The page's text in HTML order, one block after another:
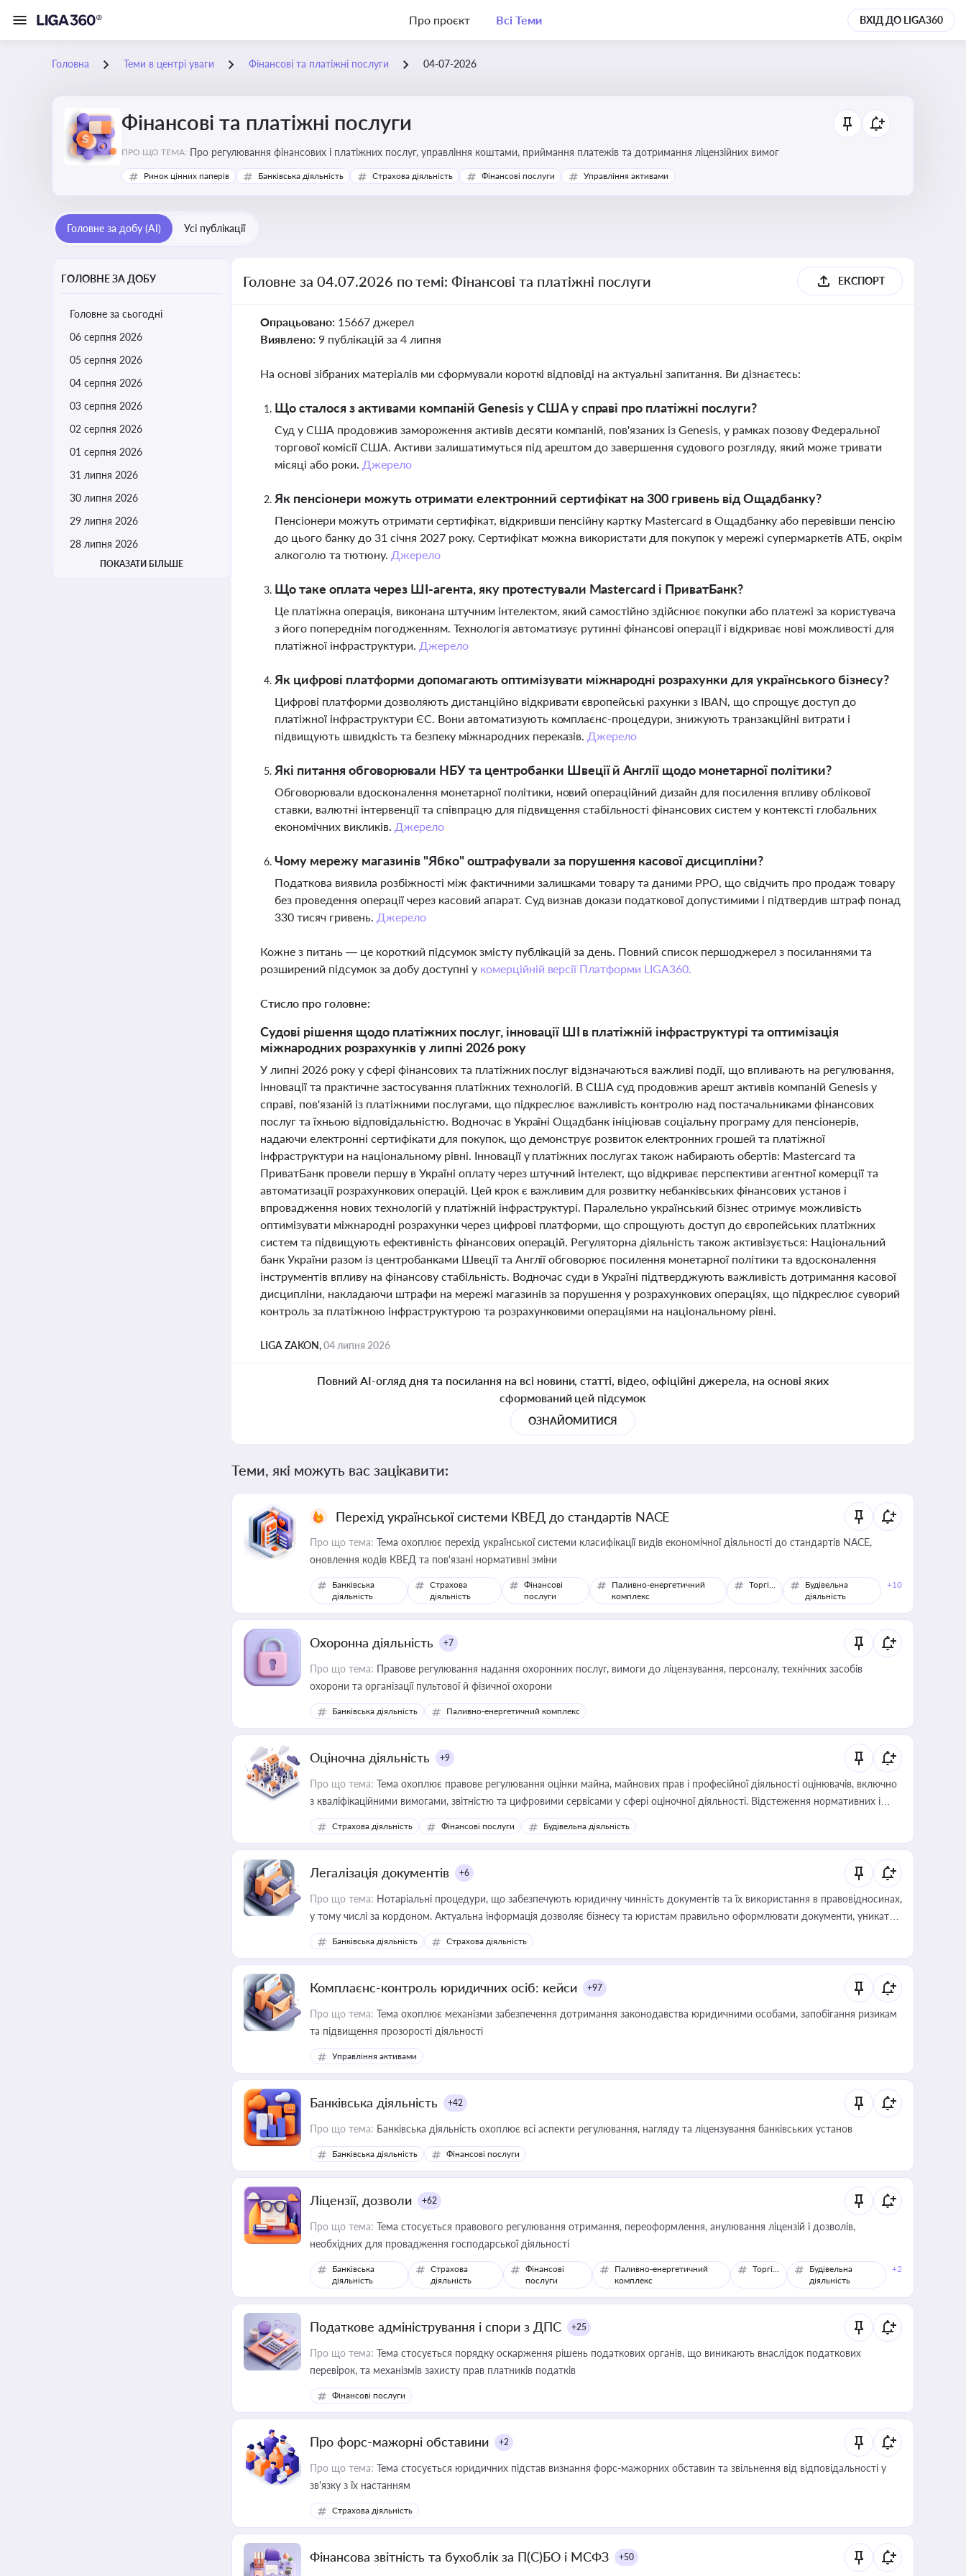
Про проєкт Всі Теми ВХІД ДО LIGA360
Головна Теми в центрі уваги Фінансові та платіжні послуги 04-07-2026
Фінансові та платіжні послуги
ПРО ЩО ТЕМА: Про регулювання фінансових і платіжних послуг, управління коштами, приймання платежів та дотримання ліцензійних вимог
Ринок цінних паперів Банківська діяльність Страхова діяльність Фінансові послуги Управління активами
Головне за добу (AI) Усі публікації
ГОЛОВНЕ ЗА ДОБУ
Головне за сьогодні
06 серпня 2026
05 серпня 2026
04 серпня 2026
03 серпня 2026
02 серпня 2026
01 серпня 2026
31 липня 2026
30 липня 2026
29 липня 2026
28 липня 2026
ПОКАЗАТИ БІЛЬШЕ
Головне за 04.07.2026 по темі: Фінансові та платіжні послуги ЕКСПОРТ
Опрацьовано: 15667 джерел
Виявлено: 9 публікацій за 4 липня
На основі зібраних матеріалів ми сформували короткі відповіді на актуальні запитання. Ви дізнаєтесь:
Що сталося з активами компаній Genesis у США у справі про платіжні послуги?
Суд у США продовжив замороження активів десяти компаній, пов'язаних із Genesis, у рамках позову Федеральної
торгової комісії США. Активи залишатимуться під арештом до завершення судового розгляду, який може тривати
місяці або роки. Джерело
Як пенсіонери можуть отримати електронний сертифікат на 300 гривень від Ощадбанку?
Пенсіонери можуть отримати сертифікат, відкривши пенсійну картку Mastercard в Ощадбанку або перевівши пенсію
до цього банку до 31 січня 2027 року. Сертифікат можна використати для покупок у мережі супермаркетів АТБ, окрім
алкоголю та тютюну. Джерело
Що таке оплата через ШІ-агента, яку протестували Mastercard і ПриватБанк?
Це платіжна операція, виконана штучним інтелектом, який самостійно здійснює покупки або платежі за користувача
з його попереднім погодженням. Технологія автоматизує рутинні фінансові операції і відкриває нові можливості для
платіжної інфраструктури. Джерело
Як цифрові платформи допомагають оптимізувати міжнародні розрахунки для українського бізнесу?
Цифрові платформи дозволяють дистанційно відкривати європейські рахунки з IBAN, що спрощує доступ до
платіжної інфраструктури ЄС. Вони автоматизують комплаєнс-процедури, знижують транзакційні витрати і
підвищують швидкість та безпеку міжнародних переказів. Джерело
Які питання обговорювали НБУ та центробанки Швеції й Англії щодо монетарної політики?
Обговорювали вдосконалення монетарної політики, новий операційний дизайн для посилення впливу облікової
ставки, валютні інтервенції та співпрацю для підвищення стабільності фінансових систем у контексті глобальних
економічних викликів. Джерело
Чому мережу магазинів "Ябко" оштрафували за порушення касової дисципліни?
Податкова виявила розбіжності між фактичними залишками товару та даними РРО, що свідчить про продаж товару
без проведення операції через касовий апарат. Суд визнав докази податкової допустимими і підтвердив штраф понад
330 тисяч гривень. Джерело
Кожне з питань — це короткий підсумок змісту публікацій за день. Повний список першоджерел з посиланнями та
розширений підсумок за добу доступні у комерційній версії Платформи LIGA360.
Стисло про головне:
Судові рішення щодо платіжних послуг, інновації ШІ в платіжній інфраструктурі та оптимізація
міжнародних розрахунків у липні 2026 року
У липні 2026 року у сфері фінансових та платіжних послуг відзначаються важливі події, що впливають на регулювання,
інновації та практичне застосування платіжних технологій. В США суд продовжив арешт активів компаній Genesis у
справі, пов'язаній із платіжними послугами, що підкреслює важливість контролю над постачальниками фінансових
послуг та їхньою відповідальністю. Водночас в Україні Ощадбанк ініціював соціальну програму для пенсіонерів,
надаючи електронні сертифікати для покупок, що демонструє розвиток електронних грошей та платіжної
інфраструктури на національному рівні. Інновації у платіжних послугах також набирають обертів: Mastercard та
ПриватБанк провели першу в Україні оплату через штучний інтелект, що відкриває перспективи агентної комерції та
автоматизації розрахункових операцій. Цей крок є важливим для розвитку небанківських фінансових установ і
впровадження нових технологій у платіжній інфраструктурі. Паралельно український бізнес отримує можливість
оптимізувати міжнародні розрахунки через цифрові платформи, що спрощують доступ до європейських платіжних
систем та підвищують ефективність фінансових операцій. Регуляторна діяльність також активізується: Національний
банк України разом із центробанками Швеції та Англії обговорює посилення монетарної політики та вдосконалення
інструментів впливу на фінансову стабільність. Водночас суди в Україні підтверджують важливість дотримання касової
дисципліни, накладаючи штрафи на мережі магазинів за порушення у розрахункових операціях, що підкреслює суворий
контроль за платіжною інфраструктурою та розрахунковими операціями на національному рівні.
LIGA ZAKON,04 липня 2026
Повний AI-огляд дня та посилання на всі новини, статті, відео, офіційні джерела, на основі яких
сформований цей підсумок
ОЗНАЙОМИТИСЯ
Теми, які можуть вас зацікавити:
Перехід української системи КВЕД до стандартів NACE
Про що тема: Тема охоплює перехід української системи класифікації видів економічної діяльності до стандартів NACE,
оновлення кодів КВЕД та пов'язані нормативні зміни
Банківська
діяльність
Страхова
діяльність
Фінансові
послуги
Паливно-енергетичний
комплекс
Торгівля
Будівельна
діяльність
+10
Охоронна діяльність +7
Про що тема: Правове регулювання надання охоронних послуг, вимоги до ліцензування, персоналу, технічних засобів
охорони та організації пультової й фізичної охорони
Банківська діяльність Паливно-енергетичний комплекс
Оціночна діяльність +9
Про що тема: Тема охоплює правове регулювання оцінки майна, майнових прав і професійної діяльності оцінювачів, включно
з кваліфікаційними вимогами, звітністю та цифровими сервісами у сфері оціночної діяльності. Відстеження нормативних і
медійних змін у цій сфері корисне для власника бізнесу, керівника, юриста або бухгалтера під час оподаткування,
приватизації, оренди державного майна, корпоративних угод і перевірки статусу суб'єктів оціночної діяльності
Страхова діяльність Фінансові послуги Будівельна діяльність
Легалізація документів +6
Про що тема: Нотаріальні процедури, що забезпечують юридичну чинність документів та їх використання в правовідносинах,
у тому числі за кордоном. Актуальна інформація дозволяє бізнесу та юристам правильно оформлювати документи, уникати
ризиків недійсності та забезпечувати їх належне прийняття органами влади та контрагентами
Банківська діяльність Страхова діяльність
Комплаєнс-контроль юридичних осіб: кейси +97
Про що тема: Тема охоплює механізми забезпечення дотримання законодавства юридичними особами, запобігання ризикам
та підвищення прозорості діяльності
Управління активами
Банківська діяльність +42
Про що тема: Банківська діяльність охоплює всі аспекти регулювання, нагляду та ліцензування банківських установ
Банківська діяльність Фінансові послуги
Ліцензії, дозволи +62
Про що тема: Тема стосується правового регулювання отримання, переоформлення, анулювання ліцензій і дозволів,
необхідних для провадження господарської діяльності
Банківська
діяльність
Страхова
діяльність
Фінансові
послуги
Паливно-енергетичний
комплекс
Торгівля
Будівельна
діяльність
+2
Податкове адміністрування і спори з ДПС +25
Про що тема: Тема стосується порядку оскарження рішень податкових органів, що виникають внаслідок податкових
перевірок, та механізмів захисту прав платників податків
Фінансові послуги
Про форс-мажорні обставини +2
Про що тема: Тема стосується юридичних підстав визнання форс-мажорних обставин та звільнення від відповідальності у
зв'язку з їх настанням
Страхова діяльність
Фінансова звітність та бухоблік за П(С)БО і МСФЗ +50